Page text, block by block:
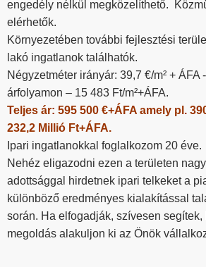
engedély nélkül megközelíthető.
elérhetők.
Környezetében további fejlesztési
lakó ingatlanok találhatók.
Négyzetméter irányár: 39,7 €/m² + ÁFA
árfolyamon – 15 483 Ft/m²+ÁFA.
Teljes ár: 595 500 €+ÁFA amely pl.
232,2 Millió Ft+ÁFA.
Ipari ingatlanokkal foglalkozom 20 éve.
Nehéz eligazodni ezen a területen
adottsággal hirdetnek ipari telkeket a
különböző eredményes kialakítással
során. Ha elfogadják, szívesen
megoldás alakuljon ki az Önök